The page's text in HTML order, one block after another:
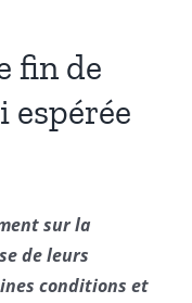
fin de
espérée
sur la
de leurs
conditions et